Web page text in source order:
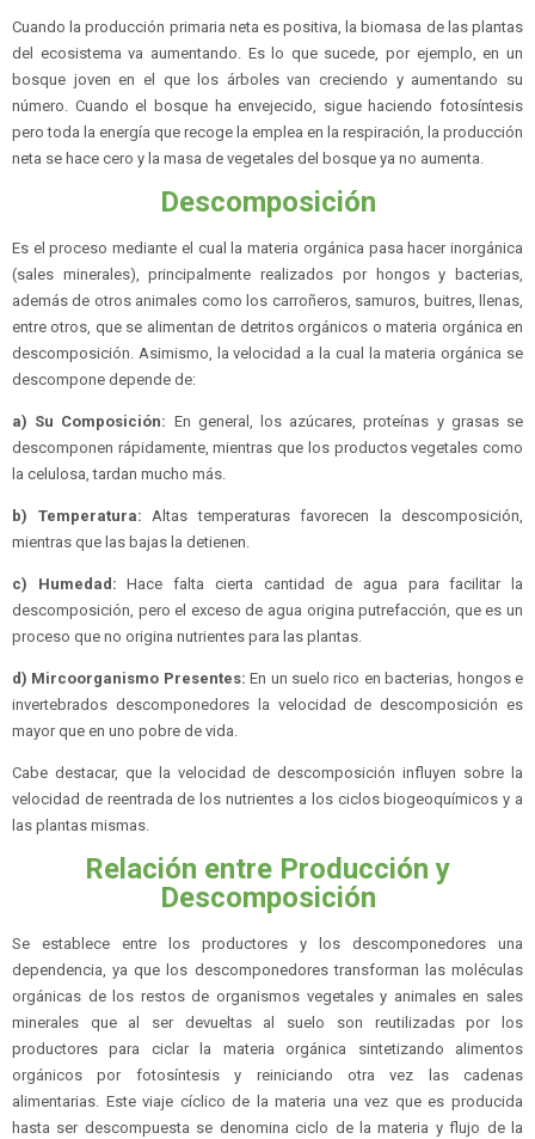
Cuando la producción primaria neta es positiva, la biomasa de las plantas
del ecosistema va aumentando. Es lo que sucede, por ejemplo, en un
bosque joven en el que los árboles van creciendo y aumentando su
número. Cuando el bosque ha envejecido, sigue haciendo fotosíntesis
pero toda la energía que recoge la emplea en la respiración, la producción
neta se hace cero y la masa de vegetales del bosque ya no aumenta.
Descomposición
Es el proceso mediante el cual la materia orgánica pasa hacer inorgánica
(sales minerales), principalmente realizados por hongos y bacterias,
además de otros animales como los carroñeros, samuros, buitres, llenas,
entre otros, que se alimentan de detritos orgánicos o materia orgánica en
descomposición. Asimismo, la velocidad a la cual la materia orgánica se
descompone depende de:
a) Su Composición: En general, los azúcares, proteínas y grasas se
descomponen rápidamente, mientras que los productos vegetales como
la celulosa, tardan mucho más.
b) Temperatura: Altas temperaturas favorecen la descomposición,
mientras que las bajas la detienen.
c) Humedad:Hace falta cierta cantidad de agua para facilitar la
descomposición, pero el exceso de agua origina putrefacción, que es un
proceso que no origina nutrientes para las plantas.
d) Mircoorganismo Presentes: En un suelo rico en bacterias, hongos e
invertebrados descomponedores la velocidad de descomposición es
mayor que en uno pobre de vida.
Cabe destacar, que la velocidad de descomposición influyen sobre la
velocidad de reentrada de los nutrientes a los ciclos biogeoquímicos y a
las plantas mismas.
Relación entre Producción y
Descomposición
Se establece entre los productores y los descomponedores una
dependencia, ya que los descomponedores transforman las moléculas
orgánicas de los restos de organismos vegetales y animales en sales
minerales que al ser devueltas al suelo son reutilizadas por los
productores para ciclar la materia orgánica sintetizando alimentos
orgánicos por fotosíntesis y reiniciando otra vez las cadenas
alimentarias. Este viaje cíclico de la materia una vez que es producida
hasta ser descompuesta se denomina ciclo de la materia y flujo de la